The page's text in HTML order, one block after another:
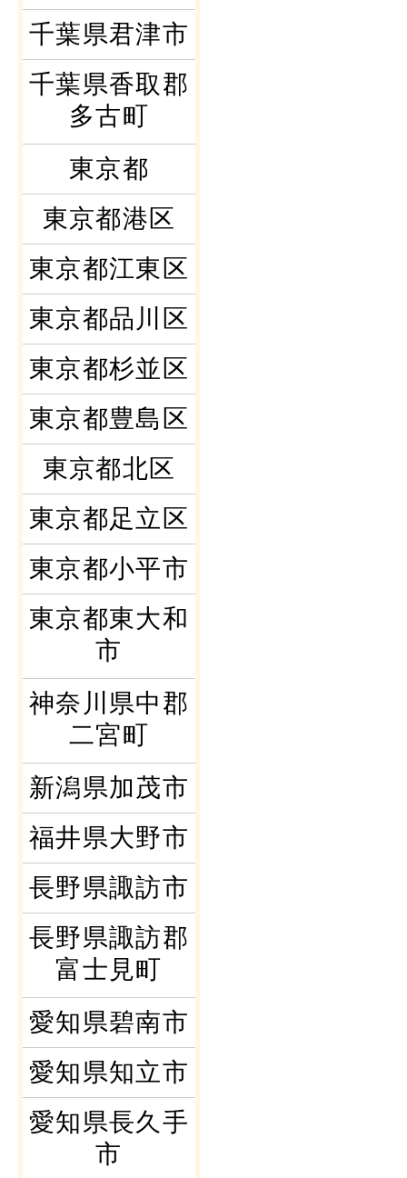
千葉県君津市
千葉県香取郡
多古町
東京都
東京都港区
東京都江東区
東京都品川区
東京都杉並区
東京都豊島区
東京都北区
東京都足立区
東京都小平市
東京都東大和
市
神奈川県中郡
二宮町
新潟県加茂市
福井県大野市
長野県諏訪市
長野県諏訪郡
富士見町
愛知県碧南市
愛知県知立市
愛知県長久手
市